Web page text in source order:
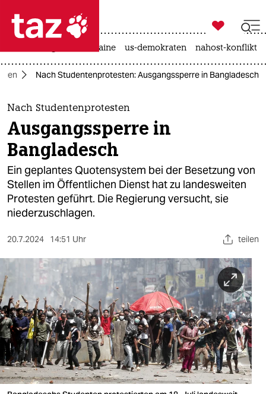
 taz zahl ich
taz zahl ich
themen
politik
öko
gesellschaft
kultur
sport
nord
wahrheit
verlag
verlag

taz zahl ich
krieg in der ukraine us-demokraten nahost-konflikt
Nach Studentenprotesten: Ausgangssperre in Bangladesch
Nach Studentenprotesten
Ausgangssperre in
Bangladesch
Ein geplantes Quotensystem bei der Besetzung von
Stellen im Öffentlichen Dienst hat zu landesweiten
Protesten geführt. Die Regierung versucht, sie
niederzuschlagen.
20.7.2024 14:51 Uhr teilen